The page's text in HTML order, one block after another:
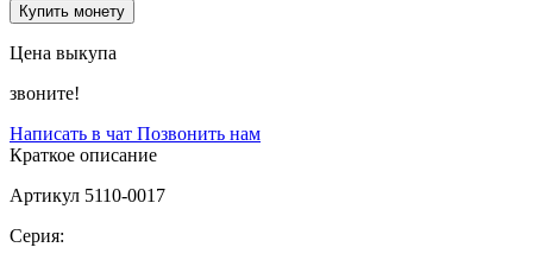
Купить монету
Цена выкупа
звоните!
Написать в чат Позвонить нам
Краткое описание
Артикул 5110-0017
Серия: